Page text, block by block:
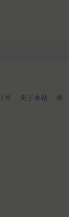
号 关于本站
联